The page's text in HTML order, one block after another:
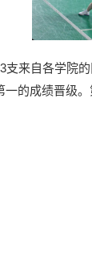
支来自各学院
一的成绩晋级